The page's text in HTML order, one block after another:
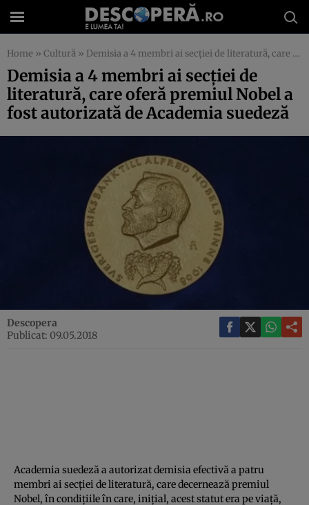
Home » Cultură » Demisia a 4 membri ai secţiei de literatură, care oferă premiul Nobel a fost autorizată de Academia suedeză
Demisia a 4 membri ai secţiei de
literatură, care oferă premiul Nobel a
fost autorizată de Academia suedeză
Descopera
Publicat: 09.05.2018
Academia suedeză a autorizat demisia efectivă a patru
membri ai secţiei de literatură, care decernează premiul
Nobel, în condiţiile în care, iniţial, acest statut era pe viaţă,